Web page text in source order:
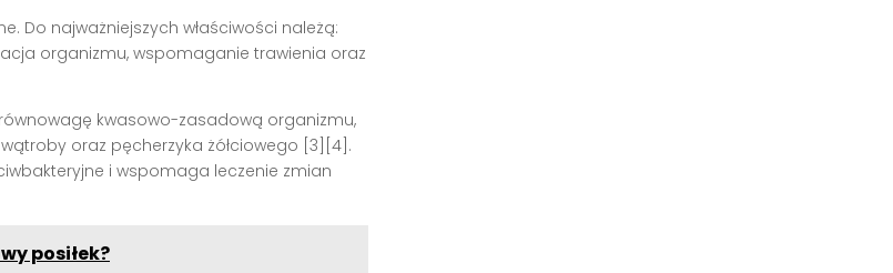
Do najważniejszych właściwości należą:
organizmu, wspomaganie trawienia oraz
kwasowo-zasadową organizmu,
oraz pęcherzyka żółciowego [3][4] .
i wspomaga leczenie zmian
posiłek?